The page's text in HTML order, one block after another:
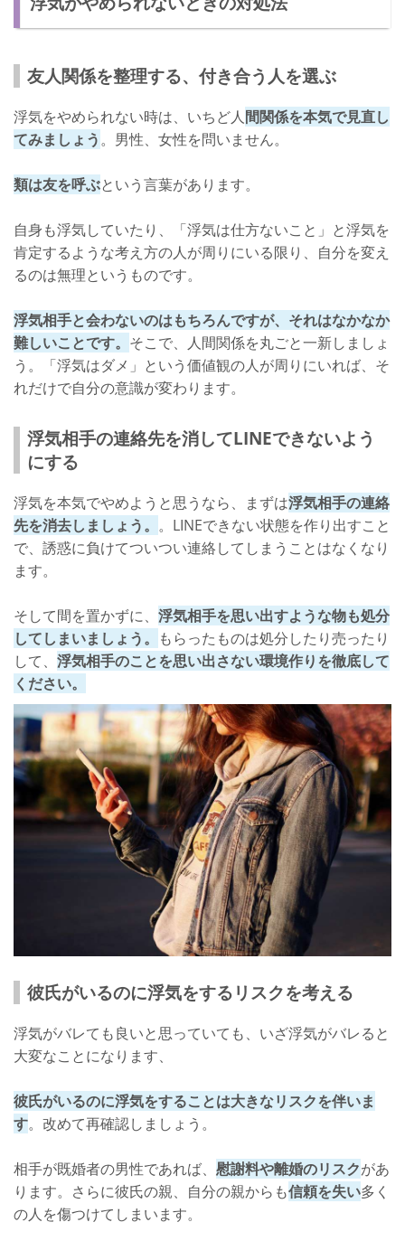
友人関係を整理する、付き合う人を選ぶ
浮気をやめられない時は、いちど人間関係を本気で見直し
てみましょう。男性、女性を問いません。
類は友を呼ぶという言葉があります。
自身も浮気していたり、「浮気は仕方ないこと」と浮気を
肯定するような考え方の人が周りにいる限り、自分を変え
るのは無理というものです。
浮気相手と会わないのはもちろんですが、それはなかなか
難しいことです。 そこで、人間関係を丸ごと一新しましょ
う。「浮気はダメ」という価値観の人が周りにいれば、そ
れだけで自分の意識が変わります。
浮気相手の連絡先を消してLINEできないよう
にする
浮気を本気でやめようと思うなら、まずは浮気相手の連絡
先を消去しましょう。 。LINEできない状態を作り出すこと
で、誘惑に負けてついつい連絡してしまうことはなくなり
ます。
そして間を置かずに、 浮気相手を思い出すような物も処分
してしまいましょう。 もらったものは処分したり売ったり
して、 浮気相手のことを思い出さない環境作りを徹底して
ください。
彼氏がいるのに浮気をするリスクを考える
浮気がバレても良いと思っていても、いざ浮気がバレると
大変なことになります、
彼氏がいるのに浮気をすることは大きなリスクを伴いま
す。改めて再確認しましょう。
相手が既婚者の男性であれば、 慰謝料や離婚のリスクがあ
ります。さらに彼氏の親、自分の親からも信頼を失い多く
の人を傷つけてしまいます。